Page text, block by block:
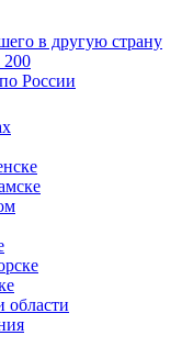
в другую страну
200
России
области